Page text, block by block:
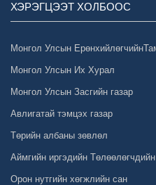
ХЭРЭГЦЭЭТ ХОЛБООС
Монгол Улсын
Монгол Улсын Их Хурал
Монгол Улсын Засгийн газар
Авлигатай тэмцэх газар
Төрийн албаны зөвлөл
Аймгийн иргэдийн
Орон нутгийн хөгжлийн сан